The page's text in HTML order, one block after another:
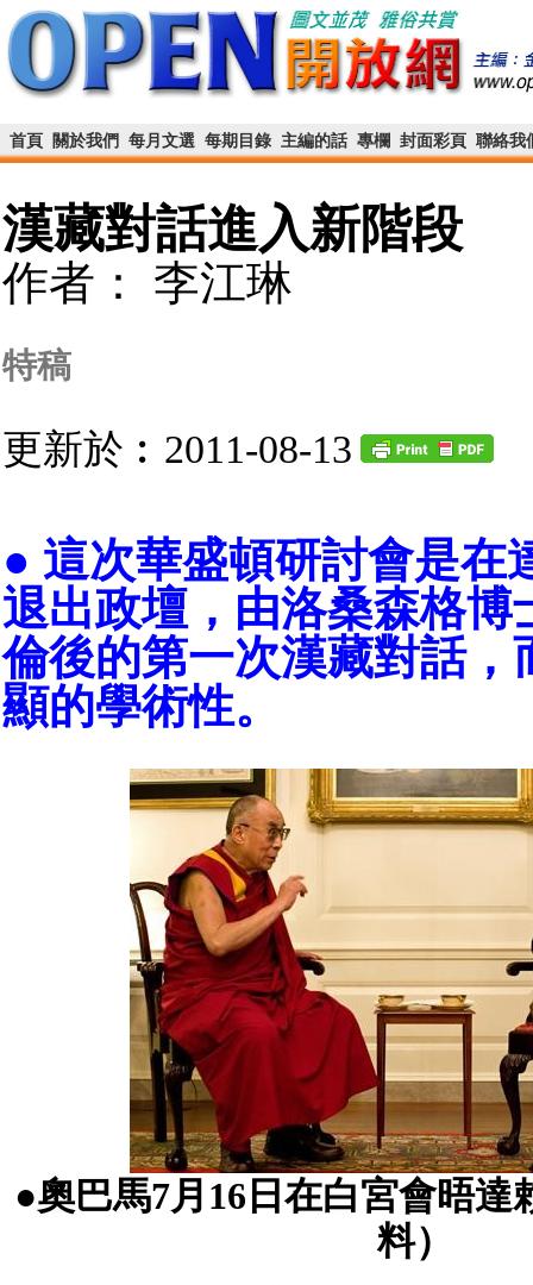
首頁 關於我們 每月文選 每期目錄 主編的話 專欄 封面彩頁 聯絡我
漢藏對話進入新階段
作者： 李江琳
特稿
更新於︰2011-08-13
● 這次華盛頓研討會是在
退出政壇，由洛桑森格博
倫後的第一次漢藏對話，
顯的學術性。
●奧巴馬7月16日在白宮會晤達
料）